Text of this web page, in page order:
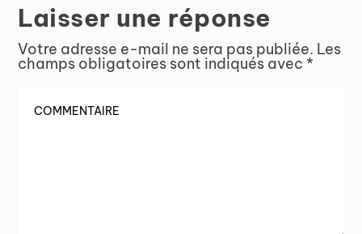
Laisser une réponse
Votre adresse e-mail ne sera pas publiée. Les
champs obligatoires sont indiqués avec *